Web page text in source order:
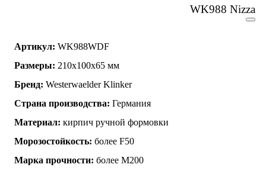
WK988 Nizza
Артикул: WK988WDF
Размеры: 210х100х65 мм
Бренд: Westerwaelder Klinker
Страна производства: Германия
Материал: кирпич ручной формовки
Морозостойкость: более F50
Марка прочности: более М200